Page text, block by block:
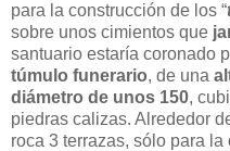
para la construcción de los “
sobre unos cimientos que
santuario estaría coronado
túmulo funerario, de una
diámetro de unos 150,
piedras calizas. Alrededor
roca 3 terrazas, sólo para